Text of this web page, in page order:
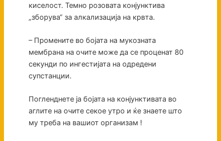
киселост. Темно розовата конјунктива
„зборува“ за алкализација на крвта.
– Промените во бојата на мукозната
мембрана на очите може да се проценат 80
секунди по ингестијата на одредени
супстанции.
Погленднете ја бојата на конјунктивата во
аглите на очите секое утро и ќе знаете што
му треба на вашиот организам !